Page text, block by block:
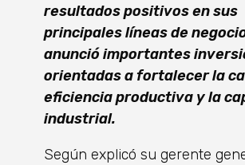
resultados positivos en sus
principales líneas de
anunció importantes
orientadas a fortalecer la
eficiencia productiva y la
industrial.
Según explicó su gerente